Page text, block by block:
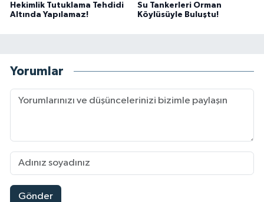
Hekimlik Tutuklama Tehdidi
Altında Yapılamaz!
Su Tankerleri Orman
Köylüsüyle Buluştu!
Yorumlar
Gönder